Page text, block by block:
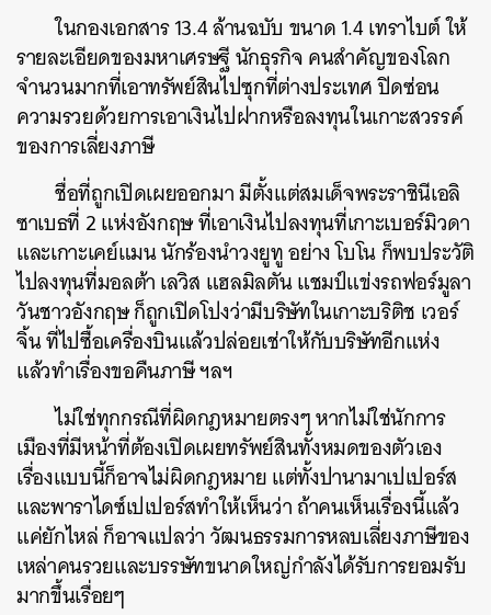
ในกองเอกสาร 13.4 ล้านฉบับ ขนาด 1.4 เทราไบต์ ให้
รายละเอียดของมหาเศรษฐี นักธุรกิจ คนสำคัญของโลก
จำนวนมากที่เอาทรัพย์สินไปซุกที่ต่างประเทศ ปิดซ่อน
ความรวยด้วยการเอาเงินไปฝากหรือลงทุนในเกาะสวรรค์
ของการเลี่ยงภาษี
ชื่อที่ถูกเปิดเผยออกมา มีตั้งแต่สมเด็จพระราชินีเอลิ
ซาเบธที่ 2 แห่งอังกฤษ ที่เอาเงินไปลงทุนที่เกาะเบอร์มิวดา
และเกาะเคย์แมน นักร้องนำวงยูทู อย่าง โบโน ก็พบประวัติ
ไปลงทุนที่มอลต้า เลวิส แฮลมิลตัน แชมป์แข่งรถฟอร์มูลา
วันชาวอังกฤษ ก็ถูกเปิดโปงว่ามีบริษัทในเกาะบริติช เวอร์
จิ้น ที่ไปซื้อเครื่องบินแล้วปล่อยเช่าให้กับบริษัทอีกแห่ง
แล้วทำเรื่องขอคืนภาษี ฯลฯ
ไม่ใช่ทุกกรณีที่ผิดกฎหมายตรงๆ หากไม่ใช่นักการ
เมืองที่มีหน้าที่ต้องเปิดเผยทรัพย์สินทั้งหมดของตัวเอง
เรื่องแบบนี้ก็อาจไม่ผิดกฎหมาย แต่ทั้งปานามาเปเปอร์ส
และพาราไดซ์เปเปอร์สทำให้เห็นว่า ถ้าคนเห็นเรื่องนี้แล้ว
แค่ยักไหล่ ก็อาจแปลว่า วัฒนธรรมการหลบเลี่ยงภาษีของ
เหล่าคนรวยและบรรษัทขนาดใหญ่กำลังได้รับการยอมรับ
มากขึ้นเรื่อยๆ